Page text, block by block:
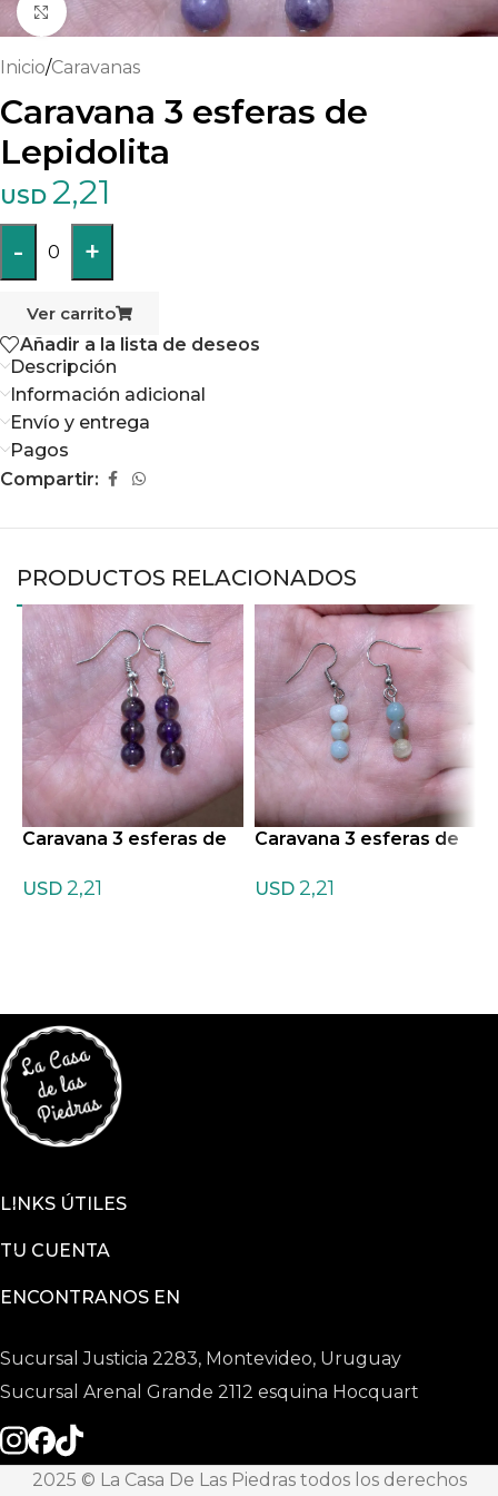
Haga clic para ampliar
Inicio/Caravanas
Caravana 3 esferas de
Lepidolita
USD 2,21
- 0 +
Ver carrito
Añadir a la lista de deseos
Descripción
Información adicional
Envío y entrega
Pagos
Compartir:
PRODUCTOS RELACIONADOS
Caravana 3 esferas de
USD 2,21
Caravana 3 esferas de
USD 2,21
LINKS ÚTILES
TU CUENTA
ENCONTRANOS EN
Sucursal Justicia 2283, Montevideo, Uruguay
Sucursal Arenal Grande 2112 esquina Hocquart
2025 © La Casa De Las Piedras todos los derechos